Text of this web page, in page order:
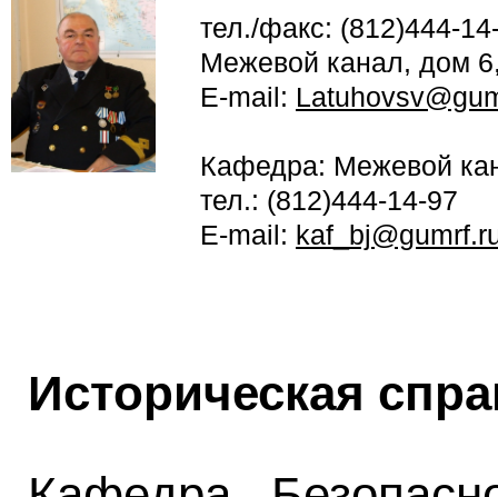
тел./факс: (812)444-
Межевой канал, дом
E-mail:
Кафедра: Межевой
тел.: (812)444-14-97
E-mail:
Историческая